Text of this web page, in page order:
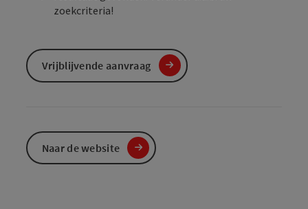
zoekcriteria!
Vrijblijvende aanvraag
Naar de website